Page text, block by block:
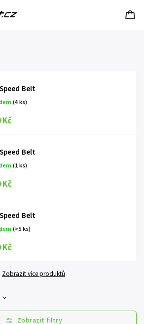
Belt
(4 ks)
Kč
Belt
(1 ks)
Kč
Belt
(>5 ks)
Kč
Zobrazit více produktů